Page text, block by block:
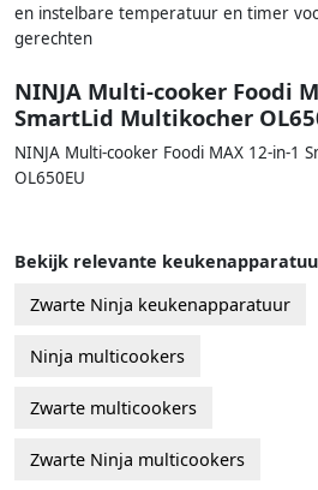
en instelbare temperatuur en timer
gerechten
NINJA Multi-cooker Foodi
SmartLid Multikocher
NINJA Multi-cooker Foodi MAX 12-in-1
OL650EU
Bekijk relevante
Zwarte Ninja keukenapparatuur
Ninja multicookers
Zwarte multicookers
Zwarte Ninja multicookers